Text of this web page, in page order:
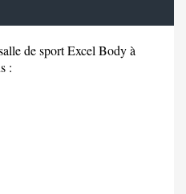
de sport Excel Body à
: